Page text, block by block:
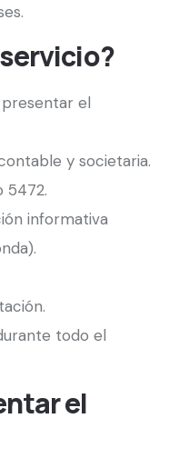
presentar el
y societaria.
5472.
informativa
todo el
el